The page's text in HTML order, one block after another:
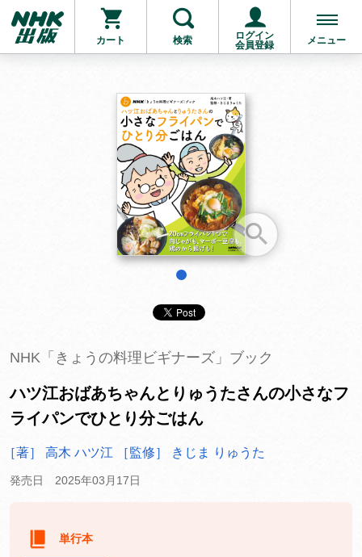
カート 検索
ログイン
会員登録
メニュー
お支払いに進む
他にも商品を買う
NHK「きょうの料理ビギナーズ」ブック
ハツ江おばあちゃんとりゅうたさんの小さなフ
ライパンでひとり分ごはん
［著］ 高木 ハツ江 ［監修］ きじま りゅうた
発売日 2025年03月17日
単行本